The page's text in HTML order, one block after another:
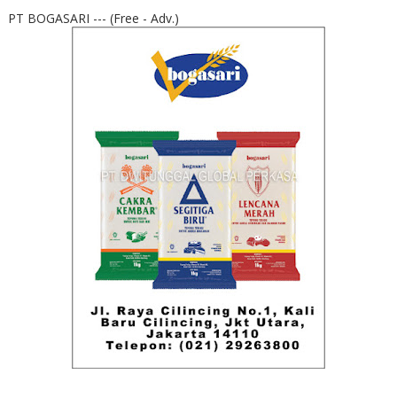
PT BOGASARI --- (Free - Adv.)